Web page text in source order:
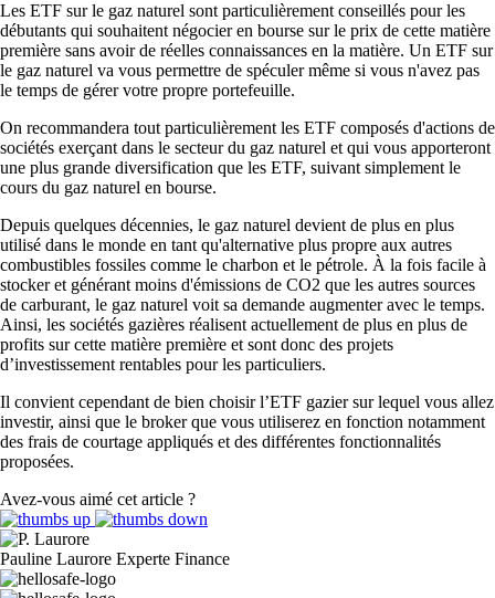
Les ETF sur le gaz naturel sont particulièrement conseillés pour les
débutants qui souhaitent négocier en bourse sur le prix de cette matière
première sans avoir de réelles connaissances en la matière. Un ETF sur
le gaz naturel va vous permettre de spéculer même si vous n'avez pas
le temps de gérer votre propre portefeuille.
On recommandera tout particulièrement les ETF composés d'actions de
sociétés exerçant dans le secteur du gaz naturel et qui vous apporteront
une plus grande diversification que les ETF, suivant simplement le
cours du gaz naturel en bourse.
Depuis quelques décennies, le gaz naturel devient de plus en plus
utilisé dans le monde en tant qu'alternative plus propre aux autres
combustibles fossiles comme le charbon et le pétrole. À la fois facile à
stocker et générant moins d'émissions de CO2 que les autres sources
de carburant, le gaz naturel voit sa demande augmenter avec le temps.
Ainsi, les sociétés gazières réalisent actuellement de plus en plus de
profits sur cette matière première et sont donc des projets
d’investissement rentables pour les particuliers.
Il convient cependant de bien choisir l’ETF gazier sur lequel vous allez
investir, ainsi que le broker que vous utiliserez en fonction notamment
des frais de courtage appliqués et des différentes fonctionnalités
proposées.
Avez-vous aimé cet article ?
Pauline Laurore Experte Finance